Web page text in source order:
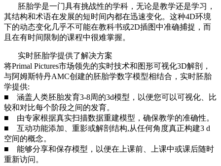
胚胎学是一门具有挑战性的学科，无论是教学还是学习，
其结构和术语在发展的短时间内都在迅速变化。这种4D环境
下的动态变化几乎不可能在教科书或2D插图中准确捕捉，而
且在有时间限制的课程中很难掌握。
实时胚胎学提供了解决方案
将Primal Pictures市场领先的实时技术和图形可视化3D解剖，
与阿姆斯特丹AMC创建的胚胎学数字模型相结合，实时胚胎
学提供:
■ 涵盖人类胚胎发育3-8周的3d模型，以便您可以可视化、比
较和对比每个阶段之间的发育。
■ 由专家根据真实扫描数据重建模型，确保教学的准确性。
■ 互动功能添加、重影或解剖结构,从任何角度真正构建3 d
空间的概念。
■ 能够分享和保存模型，以便在上课前、上课中或课后随时
重新访问。